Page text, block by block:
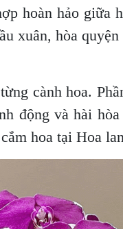
hoàn hảo giữa
xuân, hòa
cành hoa.
động và hài
hoa tại Hoa